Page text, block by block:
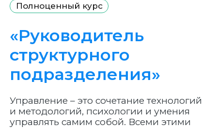
Полноценный курс
«Руководитель
структурного
подразделения»
Управление – это сочетание технологий
и методологий, психологии и умения
управлять самим собой. Всеми этими